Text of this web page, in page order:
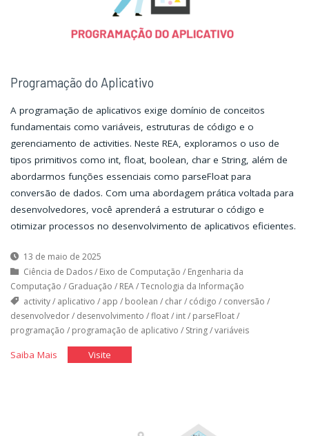
Programação do Aplicativo
A programação de aplicativos exige domínio de conceitos
fundamentais como variáveis, estruturas de código e o
gerenciamento de activities. Neste REA, exploramos o uso de
tipos primitivos como int, float, boolean, char e String, além de
abordarmos funções essenciais como parseFloat para
conversão de dados. Com uma abordagem prática voltada para
desenvolvedores, você aprenderá a estruturar o código e
otimizar processos no desenvolvimento de aplicativos eficientes.
13 de maio de 2025
Ciência de Dados/ Eixo de Computação / Engenharia da
Computação / Graduação / REA/Tecnologia da Informação
activity/ aplicativo / app / boolean / char/ código / conversão /
desenvolvedor/ desenvolvimento /float/ int/ parseFloat/
programação / programação de aplicativo / String/variáveis
Saiba Mais"Programação
Visite"Programação